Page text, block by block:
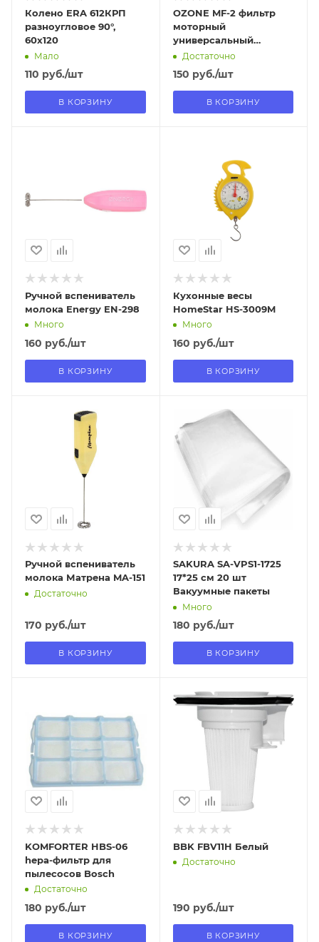
Колено ERA 612КРП
разноугловое 90°,
60х120
Мало
110 руб./шт
В КОРЗИНУ
OZONE MF-2 фильтр
моторный
универсальный
320х200мм
Достаточно
150 руб./шт
В КОРЗИНУ
самовывоза
Нет
Ручной вспениватель
молока Energy EN-298
Много
160 руб./шт
В КОРЗИНУ
13.08.2026
В наличии в пункте
самовывоза
Кухонные весы
HomeStar HS-3009M
Много
160 руб./шт
В КОРЗИНУ
В наличии в пункте
самовывоза
Ручной вспениватель
молока Матрена MA-151
Достаточно
170 руб./шт
В КОРЗИНУ
Отправим
18.08.2026
В наличии в пункте
самовывоза
Нет
SAKURA SA-VPS1-1725
17*25 см 20 шт
Вакуумные пакеты
Много
180 руб./шт
В КОРЗИНУ
В наличии в пункте
самовывоза
Нет
KOMFORTER HBS-06
hepa-фильтр для
пылесосов Bosch
Достаточно
180 руб./шт
В КОРЗИНУ
Отправим
13.08.2026
В наличии в пункте
самовывоза
BBK FBV11H Белый
Достаточно
190 руб./шт
В КОРЗИНУ